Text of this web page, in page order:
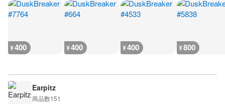
¥400 ¥400 ¥400 ¥800
Earpitz
商品数151